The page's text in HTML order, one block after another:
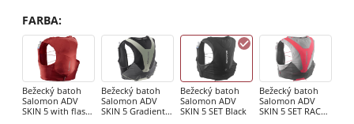
FARBA:
Bežecký batoh
Salomon ADV
SKIN 5 with flasks
Bežecký batoh
Salomon ADV
SKIN 5 Gradient
Bežecký batoh
Salomon ADV
SKIN 5 SET Black
Bežecký batoh
Salomon ADV
SKIN 5 SET RACE